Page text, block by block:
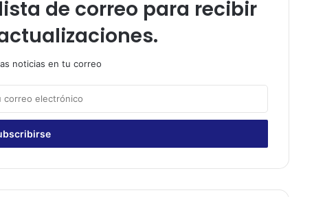
de correo para recibir
noticias en tu correo